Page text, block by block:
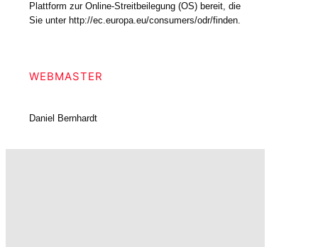
Plattform zur Online-Streitbeilegung (OS) bereit, die
Sie unter http://ec.europa.eu/consumers/odr/finden.
WEBMASTER
Daniel Bernhardt